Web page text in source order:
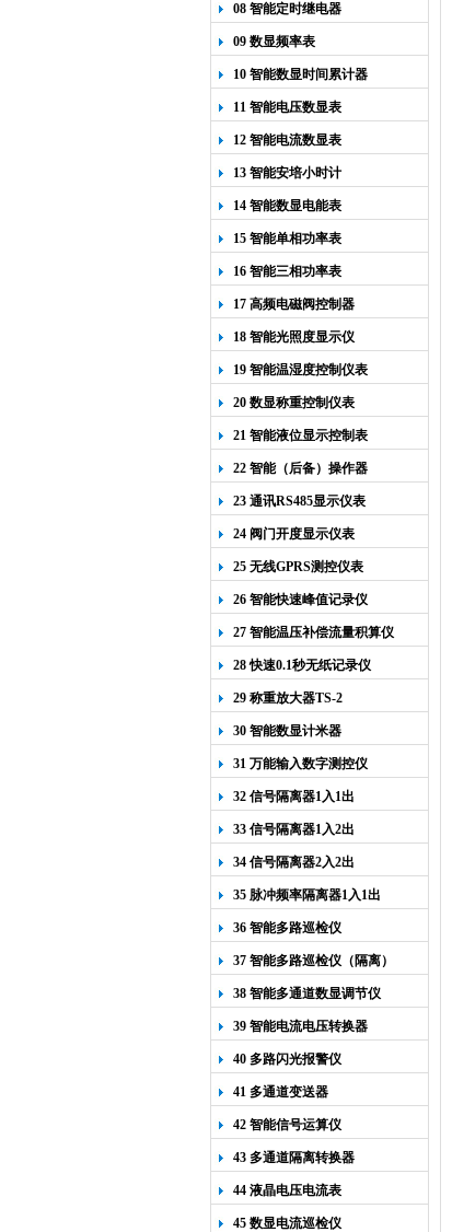
08 智能定时继电器
09 数显频率表
10 智能数显时间累计器
11 智能电压数显表
12 智能电流数显表
13 智能安培小时计
14 智能数显电能表
15 智能单相功率表
16 智能三相功率表
17 高频电磁阀控制器
18 智能光照度显示仪
19 智能温湿度控制仪表
20 数显称重控制仪表
21 智能液位显示控制表
22 智能（后备）操作器
23 通讯RS485显示仪表
24 阀门开度显示仪表
25 无线GPRS测控仪表
26 智能快速峰值记录仪
27 智能温压补偿流量积算仪
28 快速0.1秒无纸记录仪
29 称重放大器TS-2
30 智能数显计米器
31 万能输入数字测控仪
32 信号隔离器1入1出
33 信号隔离器1入2出
34 信号隔离器2入2出
35 脉冲频率隔离器1入1出
36 智能多路巡检仪
37 智能多路巡检仪（隔离）
38 智能多通道数显调节仪
39 智能电流电压转换器
40 多路闪光报警仪
41 多通道变送器
42 智能信号运算仪
43 多通道隔离转换器
44 液晶电压电流表
45 数显电流巡检仪